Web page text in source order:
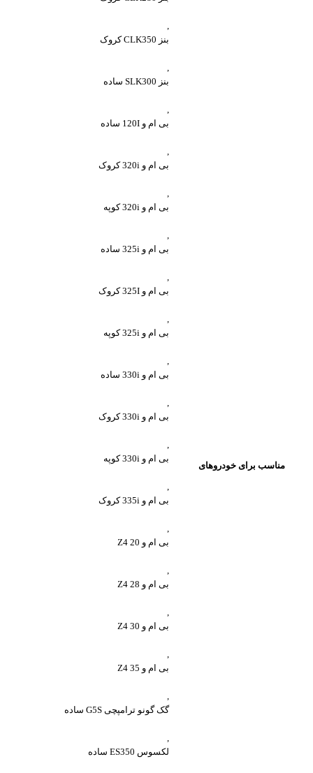
مناسب برای خودروهای
,
بنز CLK350 کروک
,
بنز SLK300 ساده
,
بی ام و 120I ساده
,
بی ام و 320i کروک
,
بی ام و 320i کوپه
,
بی ام و 325i ساده
,
بی ام و 325I کروک
,
بی ام و 325i کوپه
,
بی ام و 330i ساده
,
بی ام و 330i کروک
,
بی ام و 330i کوپه
,
بی ام و 335i کروک
,
بی ام و Z4 20
,
بی ام و Z4 28
,
بی ام و Z4 30
,
بی ام و Z4 35
,
گک گونو ترامپچی G5S ساده
,
لکسوس ES350 ساده